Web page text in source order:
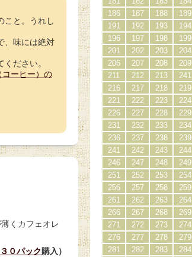
こと。うれし
、味には絶対
ださい。
ーヒー）の
くカフェオレ
０パック 購入）
186
187 188 189
191
192 193 194
196
197 198 199
201
202 203 204
206
207 208 209
211
212 213 241
216
217 218 219
221
222 223 224
226
227 228 229
231
232 233 234
236
237 238 239
241
242 243 244
246
247 248 249
251
252 253 254
256
257 258 259
261
262 263 264
266
267 268 269
271
272 273 274
276
277 278 279
281
282 283 284